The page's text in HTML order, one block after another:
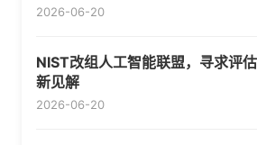
2026-06-20
NIST改组人工智能联盟，寻求评
新见解
2026-06-20